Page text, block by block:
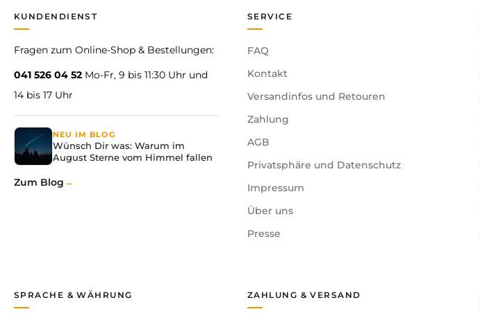
KUNDENDIENST
Fragen zum Online-Shop & Bestellungen:
041 526 04 52 Mo-Fr, 9 bis 11:30 Uhr und
14 bis 17 Uhr
NEU IM BLOG
Wünsch Dir was: Warum im
August Sterne vom Himmel fallen
Zum Blog
SERVICE
FAQ
Kontakt
Versandinfos und Retouren
Zahlung
AGB
Privatsphäre und Datenschutz
Impressum
Über uns
Presse
ZAHLUNG & VERSAND
SPRACHE & WÄHRUNG